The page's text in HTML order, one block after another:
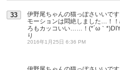
33
伊野尾ちゃんの猫っぽさいいで
モーションは悶絶しました…！
ろもカッコいい……！(*´ω｀
り
2016年1月25日 6:36 PM